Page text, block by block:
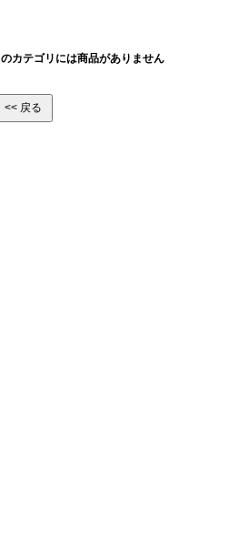
カテゴリには商品がありません